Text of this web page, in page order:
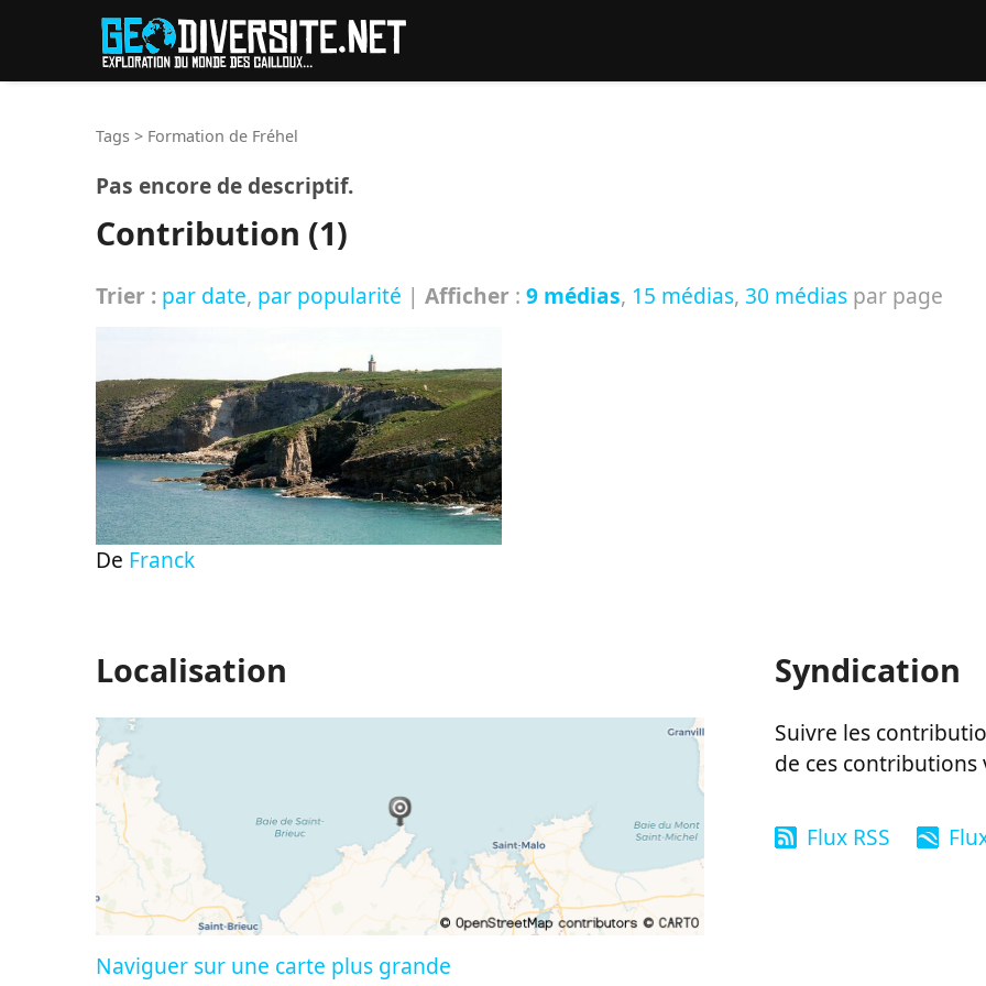
Tags > Formation de Fréhel
Pas encore de descriptif.
Contribution (1)
Trier : par date, par popularité | Afficher : 9 médias, 15 médias, 30 médias par page
De Franck
Localisation
Naviguer sur une carte plus grande
Syndication
Suivre les
de ces
Flux RSS